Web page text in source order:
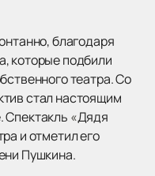
благодаря
которые подбили
театра. Со
стал настоящим
Спектакль «Дядя
и отметил его
Пушкина.